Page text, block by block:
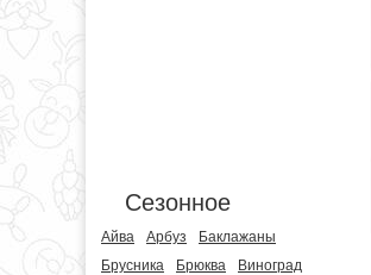
Сезонное
Айва Арбуз
Баклажаны
Брусника
Брюква
Виноград